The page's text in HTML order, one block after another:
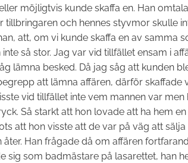
möjligtvis kunde skaffa en. Han
tillbringaren och hennes styvmor skulle
att, om vi kunde skaffa en av samma
så stor. Jag var vid tillfället ensam i
lämna besked. Då jag såg att kunden
att lämna affären, därför skaffade
vid tillfället inte vem mannen var
Så starkt att hon lovade att ha hem
att hon visste att de var på väg att
åter. Han frågade då om affären
sig som badmästare på lasarettet, han